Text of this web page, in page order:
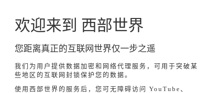
欢迎来到 西部世界
您距离真正的互联网世界仅一步之遥
我们为用户提供数据加密和网络代理服务，可用于突破某
些地区的互联网封锁保护您的数据。
使用西部世界的服务后，您可无障碍访问 YouTube、